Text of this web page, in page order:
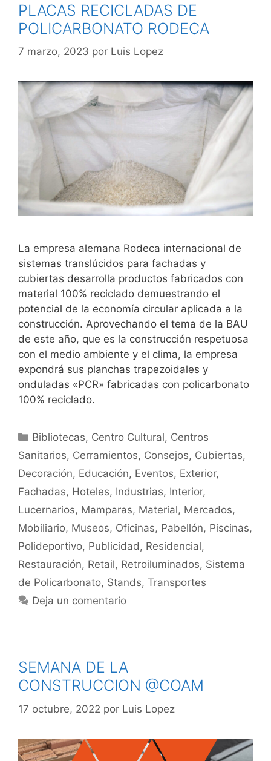
PLACAS RECICLADAS DE
POLICARBONATO RODECA
7 marzo, 2023 por Luis Lopez
La empresa alemana Rodeca internacional de
sistemas translúcidos para fachadas y
cubiertas desarrolla productos fabricados con
material 100% reciclado demuestrando el
potencial de la economía circular aplicada a la
construcción. Aprovechando el tema de la BAU
de este año, que es la construcción respetuosa
con el medio ambiente y el clima, la empresa
expondrá sus planchas trapezoidales y
onduladas «PCR» fabricadas con policarbonato
100% reciclado.
Bibliotecas, Centro Cultural, Centros
Sanitarios, Cerramientos, Consejos, Cubiertas,
Decoración, Educación, Eventos, Exterior,
Fachadas, Hoteles, Industrias, Interior,
Lucernarios, Mamparas, Material, Mercados,
Mobiliario, Museos, Oficinas, Pabellón, Piscinas,
Polideportivo, Publicidad, Residencial,
Restauración, Retail, Retroiluminados, Sistema
de Policarbonato, Stands, Transportes
Deja un comentario
SEMANA DE LA
CONSTRUCCION @COAM
17 octubre, 2022 por Luis Lopez